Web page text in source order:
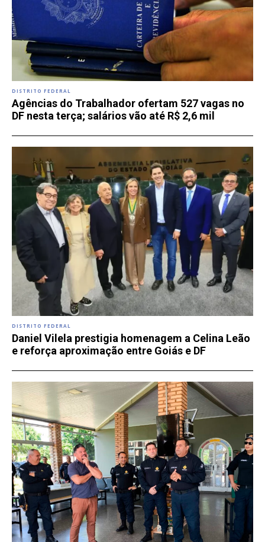
DISTRITO FEDERAL
Agências do Trabalhador ofertam 527 vagas no
DF nesta terça; salários vão até R$ 2,6 mil
DISTRITO FEDERAL
Daniel Vilela prestigia homenagem a Celina Leão
e reforça aproximação entre Goiás e DF